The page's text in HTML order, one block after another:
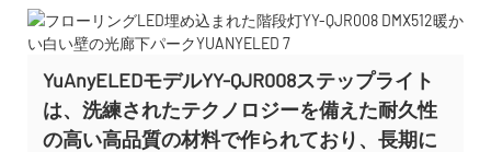
YuAnyELEDモデルYY-QJR008ステップライト
は、洗練されたテクノロジーを備えた耐久性
の高い高品質の材料で作られており、長期に